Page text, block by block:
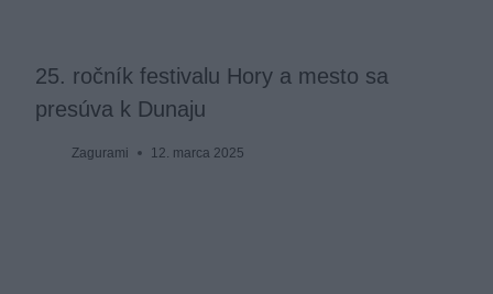
25. ročník festivalu Hory a mesto sa
presúva k Dunaju
Zagurami 12. marca 2025